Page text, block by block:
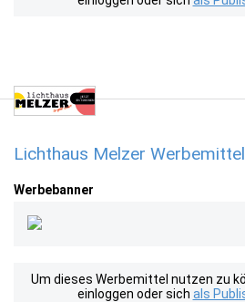
Lichthaus Melzer
Werbebanner
Um dieses Werbemittel nutzen zu
einloggen oder sich als